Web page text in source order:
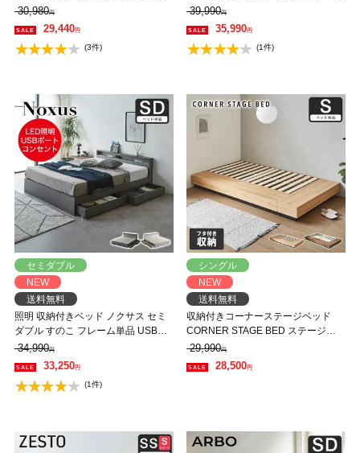
ント付き zesto ゼスト セミシングル
高密度バリューポケットコイルマッ
トレス付き すのこベッド 引き出し
付きベッド zesto 木製ベッド【AR】
30,980円
29,440円
(3件)
ド フレームのみ 収納付き USBポー
ト付き キング すのこベッド 引き出
し付きベッド 木製ベッド【AR】【z
有料組立】
39,990円
35,990円
(1件)
セミダブル
NEW
送料無料
照明 収納付きベッド ノクサス セミ
ダブル すのこ フレーム単品 USB・
コンセント フレーム 照明 照明付き
【大型家具配送】
34,990円
33,250円
(1件)
シングル
NEW
送料無料
収納付きコーナーステージベッド
CORNER STAGE BED ステージベ
ッド 隠せる収納 フタ付き収納 ロー
ベッド すのこベッド コーナーベッ
ド デイベッド 床面高24cm ベッド単
29,990円
28,500円